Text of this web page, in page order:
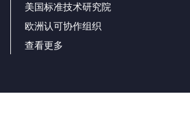
美国标准技术研究院
欧洲认可协作组织
查看更多